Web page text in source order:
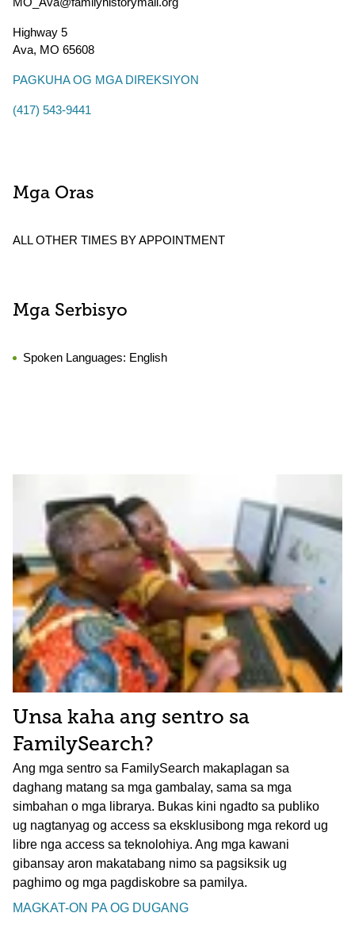
Highway 5
Ava, MO 65608
PAGKUHA OG MGA DIREKSIYON
(417) 543-9441
Mga Oras
ALL OTHER TIMES BY APPOINTMENT
Mga Serbisyo
Spoken Languages: English
Unsa kaha ang sentro sa
FamilySearch?
Ang mga sentro sa FamilySearch makaplagan sa
daghang matang sa mga gambalay, sama sa mga
simbahan o mga librarya. Bukas kini ngadto sa publiko
ug nagtanyag og access sa eksklusibong mga rekord ug
libre nga access sa teknolohiya. Ang mga kawani
gibansay aron makatabang nimo sa pagsiksik ug
paghimo og mga pagdiskobre sa pamilya.
MAGKAT-ON PA OG DUGANG